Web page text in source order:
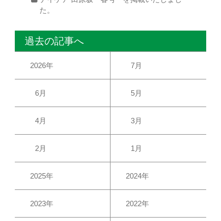
た。
過去の記事へ
2026年 7月
6月 5月
4月 3月
2月 1月
2025年 2024年
2023年 2022年